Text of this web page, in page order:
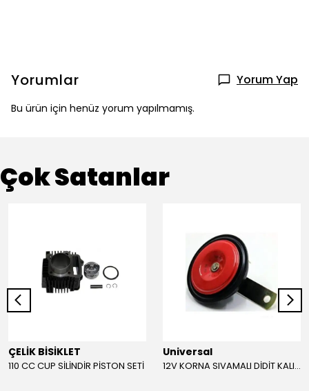
Yorumlar Yorum Yap
Bu ürün için henüz yorum yapılmamış.
Çok Satanlar
ÇELİK BİSİKLET
110 CC CUP SİLİNDİR PİSTON SETİ
Universal
12V KORNA SIVAMALI DİDİT KALIN SESLİ (KIRMIZI)